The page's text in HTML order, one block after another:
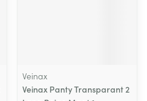
Veinax
Veinax Panty Transparant 2